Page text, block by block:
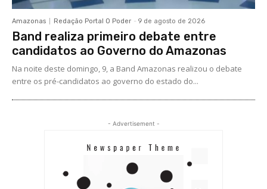
Amazonas Redação Portal O Poder - 9 de agosto de 2026
Band realiza primeiro debate entre
candidatos ao Governo do Amazonas
Na noite deste domingo, 9, a Band Amazonas realizou o debate
entre os pré-candidatos ao governo do estado do...
- Advertisement -